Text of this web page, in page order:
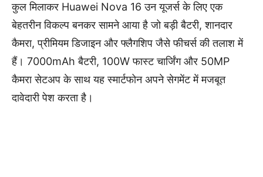
कुल मिलाकर Huawei Nova 16 उन यूजर्स के लिए एक
बेहतरीन विकल्प बनकर सामने आया है जो बड़ी बैटरी, शानदार
कैमरा, प्रीमियम डिजाइन और फ्लैगशिप जैसे फीचर्स की तलाश में
हैं। 7000mAh बैटरी, 100W फास्ट चार्जिंग और 50MP
कैमरा सेटअप के साथ यह स्मार्टफोन अपने सेगमेंट में मजबूत
दावेदारी पेश करता है।